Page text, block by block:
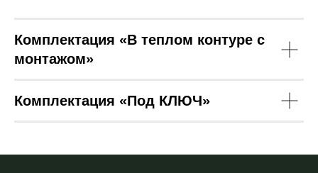
Комплектация «В теплом контуре с
монтажом»
Комплектация «Под КЛЮЧ»
смету и зафиксируем ее
Напрямую от
с одного сообщения!